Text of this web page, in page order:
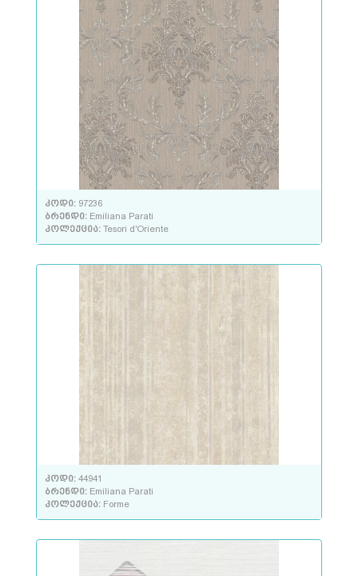
კოდი: 97236
ბრენდი: Emiliana Parati
კოლექცია: Tesori d'Oriente
კოდი: 44941
ბრენდი: Emiliana Parati
კოლექცია: Forme